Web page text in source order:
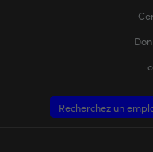
Recherchez un